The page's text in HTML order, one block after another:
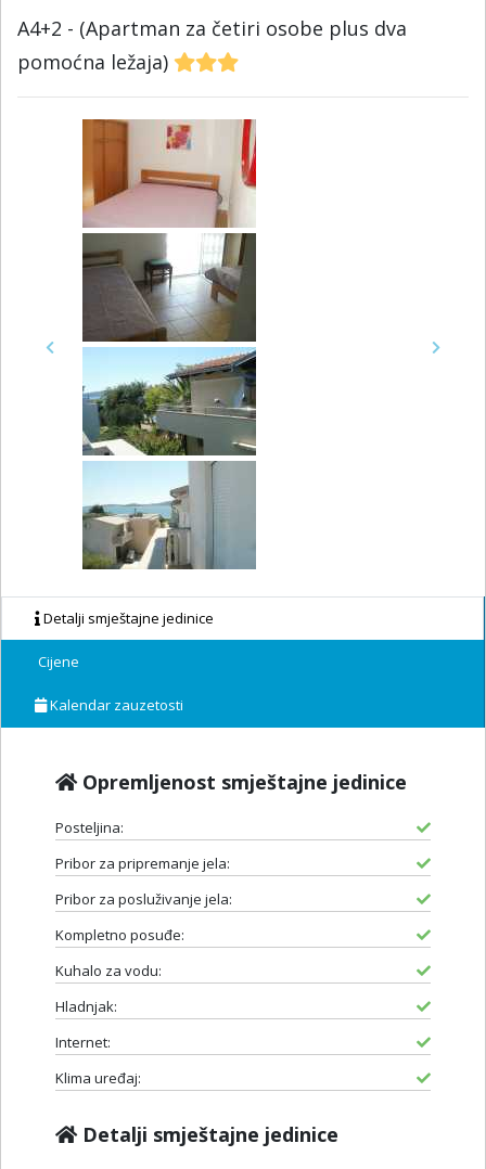
A4+2 - (Apartman za četiri osobe plus dva
pomoćna ležaja)
Previous Next
Detalji smještajne jedinice
Cijene
Kalendar zauzetosti
Opremljenost smještajne jedinice
Posteljina:
Pribor za pripremanje jela:
Pribor za posluživanje jela:
Kompletno posuđe:
Kuhalo za vodu:
Hladnjak:
Internet:
Klima uređaj:
Detalji smještajne jedinice